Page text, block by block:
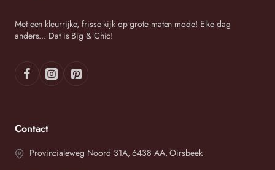
Met een kleurrijke, frisse kijk op grote maten mode! Elke dag
anders... Dat is Big & Chic!
Contact
Provincialeweg Noord 31A, 6438 AA, Oirsbeek